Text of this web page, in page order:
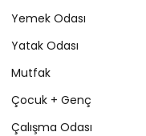
Yemek Odası
Yatak Odası
Mutfak
Çocuk + Genç
Çalışma Odası